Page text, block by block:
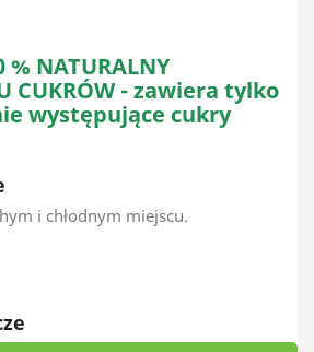
% NATURALNY
CUKRÓW - zawiera tylko
występujące cukry
i chłodnym miejscu.